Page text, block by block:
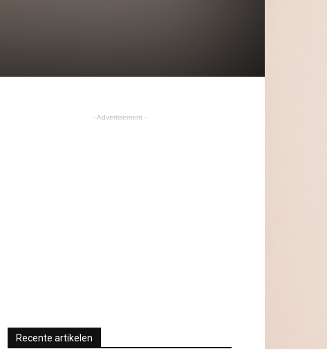
- Advertisement -
Recente artikelen